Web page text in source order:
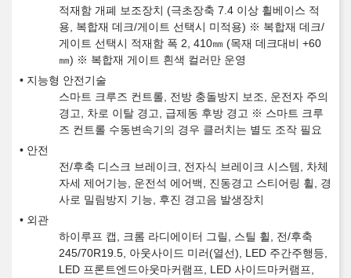
적재함 개폐 보조장치 (극초장축 7.4 이상 휠베이스 적
용, 복합재 데크/게이트 선택시 미적용) ※ 복합재 데크/
게이트 선택시 적재함 폭 2, 410㎜ (목재 데크대비 +60
㎜) ※ 복합재 게이트 흰색 컬러만 운영
지능형 안전기술
스마트 크루즈 컨트롤, 전방 충돌방지 보조, 운전자 주의
경고, 차로 이탈 경고, 급제동 후방 경고 ※ 스마트 크루
즈 컨트롤 수동변속기의 경우 클러치는 별도 조작 필요
안전
전/후축 디스크 브레이크, 전자식 브레이크 시스템, 차체
자세 제어기능, 운전석 에어백, 진동경고 스티어링 휠, 경
사로 밀림방지 기능, 후진 경고음 발생장치
외관
하이루프 캡, 크롬 라디에이터 그릴, 스틸 휠, 전/후축
245/70R19.5, 아웃사이드 미러(열선), LED 주간주행등,
LED 프론트엔드아웃마커램프, LED 사이드마커램프,